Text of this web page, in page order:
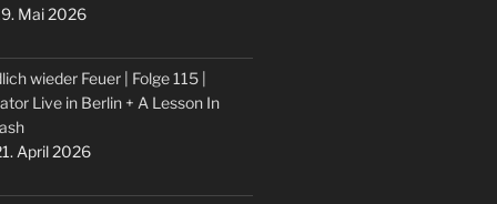
Mai 2026
wieder Feuer | Folge 115 |
Live in Berlin + A Lesson In
April 2026